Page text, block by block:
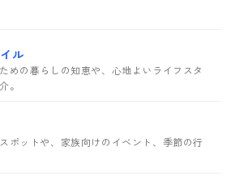
ル
めの暮らしの知恵や、心地よいライフスタ
。
ポットや、家族向けのイベント、季節の行